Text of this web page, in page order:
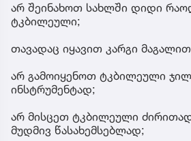
არ შეინახოთ სახლში დიდი
ტკბილეული;
თავადაც იყავით კარგი
არ გამოიყენოთ ტკბილეული
ინსტრუმენტად;
არ მისცეთ ტკბილეული
მუდმივ წასახემსებლად;